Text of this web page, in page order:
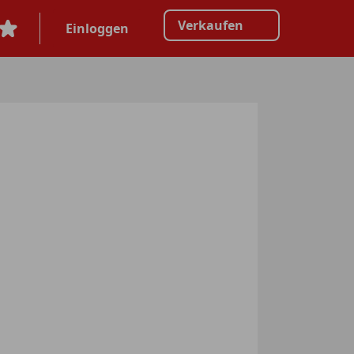
Einloggen Verkaufen